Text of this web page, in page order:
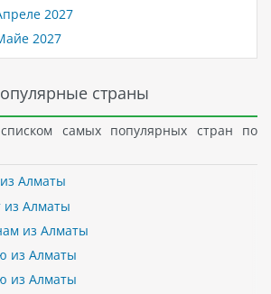
2027
2027
страны
самых популярных стран по
Алматы
из Алматы
из Алматы
из Алматы
из Алматы